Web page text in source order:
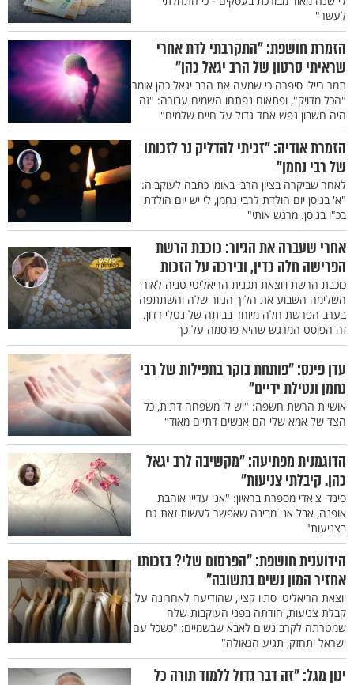
לעשר"
הזמרת חושפת: "התקרבתי לדת אחרי
שראיתי סרטון של הרב יגאל כהן"
תמר ריילי סיפרה כי שמעה את הרב יגאל כהן אומר
"הכל מדויק", ופתאום נפתחו השמים עבורה: "זה
היה חשבון נפש אחד גדול על חיים שלמים"
הזמרת אודיה: "זכיתי להדליק נר לזכותו
של רבי נחמן"
לאחר שביקרה בציון הרבי באומן כתבה לעוקביה:
"א' בניסן יום הולדת לרבי נחמן, לי יש יום הולדת
בכ"ו בניסן. מרגש אותי"
אחרי שעברה את הגיור: כוכבת הרשת
הפרישה חלה כדין, ובירכה על הזכות
כוכבת הרשת ויוצאת תכנית הריאליטי טניה לאורן
השלימה השבוע את הליך הגיור שלה והשתתפה
בערב הפרשת חלה מיוחד בביתה של נטלי דדון.
זה הפוסט המרגש שהיא פרסמה על כך
עדן פינס: "פותחת בוקר בתפילות של רבי
נחמן ונטילת ידיים"
אושיית הרשת חשפה: "יש לי משפחה דתית, כל
הצד של אמא שלי הם אנשים דתיים מאוד"
הדוגמנית מפתיעה: "מקשיבה לרב יגאל
כהן. קיבלתי צניעות"
סינדי צ'אדי מספרת בראיון: "אני עדיין אוהבת
אופנה, אבל אני מבינה שאפשר לעשות זאת גם
בצניעות"
הידוענית חושפת: "הפרסום שלי? בזכותו
אחזיר המון נשים בתשובה"
יוצאת הריאליטי סתיו קצין, שהודיעה לאחרונה על
קבלת צניעות, הודתה בפני העוקבות שלה
שמטרתה לקרב נשים לאבא שבשמיים: "כשכל עם
ישראל יתחזק, תגיע הגאולה"
ינון מגל: "זה דבר גדול ללמוד תורה כל